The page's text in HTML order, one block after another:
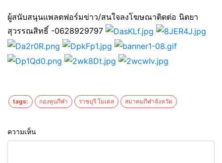
ผู้สนับสนุนแพลตฟอร์มข่าว/สนใจลงโฆษณาติดต่อ นิตยา
สุวรรณสิทธิ์ -0628929797
tags: กองทุนกีฬา ราชบุรี โมเดล สมาคมกีฬาจังหวัด
ความเห็น